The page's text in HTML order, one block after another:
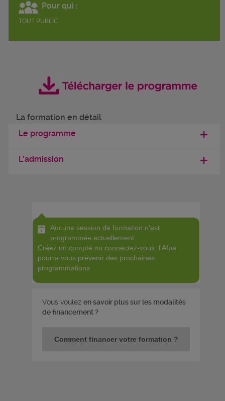
Pour qui :
TOUT PUBLIC
La formation en détail
Le programme
L'admission
Aucune session de formation n'est
programmée actuellement.
Créez un compte ou connectez-vous , l'Afpa
pourra vous prévenir des prochaines
programmations.
Vous voulez en savoir plus sur les modalités
de financement ?
Comment financer votre formation ?